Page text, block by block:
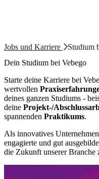
Jobs und Karriere
Studium
Dein Studium bei Vebego
Starte deine Karriere bei
wertvollen
deines ganzen Studiums -
deine Projekt-/
spannenden Praktikums.
Als innovatives
engagierte und gut
die Zukunft unserer Branche